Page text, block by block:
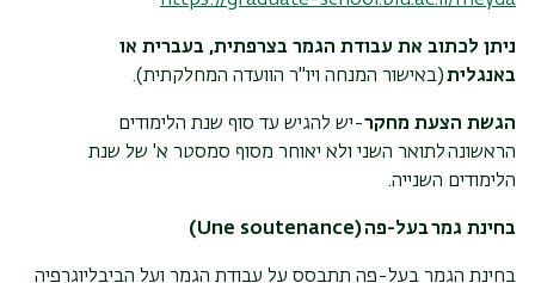
ניתן לכתוב את עבודת הגמר בצרפתית, בעברית או
באנגלית(באישור המנחה ויו"ר הוועדה המחלקתית).
הגשת הצעת מחקר-יש להגיש עד סוף שנת הלימודים
הראשונה לתואר השני ולא יאוחר מסוף סמסטר א' של שנת
הלימודים השנייה.
בחינת גמר בעל-פה (Une soutenance
)
בחינת הגמר בעל-פה תתבסס על עבודת הגמר ועל הביבליוגרפיה